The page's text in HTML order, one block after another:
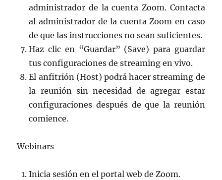
administrador de la cuenta Zoom. Contacta
al administrador de la cuenta Zoom en caso
de que las instrucciones no sean suficientes.
Haz clic en “Guardar” (Save) para guardar
tus configuraciones de streaming en vivo.
El anfitrión (Host) podrá hacer streaming de
la reunión sin necesidad de agregar estar
configuraciones después de que la reunión
comience.
Webinars
Inicia sesión en el portal web de Zoom.